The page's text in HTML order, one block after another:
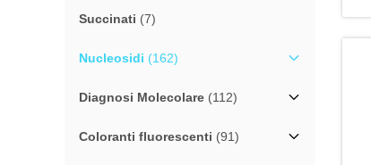
Succinati (7)
Nucleosidi (162)
Diagnosi Molecolare (112)
Coloranti fluorescenti (91)